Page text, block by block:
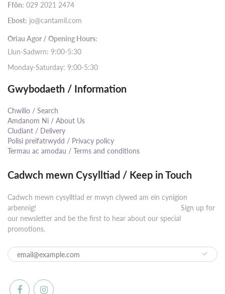
Ffôn: 029 2021 2474
Ebost: jo@cantamil.com
Oriau Agor / Opening Hours:
Llun-Sadwrn: 9:00-5:30
Monday-Saturday: 9:00-5:30
Gwybodaeth / Information
Chwilio / Search
Amdanom Ni / About Us
Cludiant / Delivery
Polisi preifatrwydd / Privacy policy
Termau ac amodau / Terms and conditions
Cadwch mewn Cysylltiad / Keep in Touch
Cadwch mewn cysylltiad er mwyn clywed am ein cynigion
arbennig! ⠀⠀⠀⠀⠀⠀⠀⠀⠀⠀⠀⠀⠀⠀⠀⠀⠀⠀⠀⠀⠀⠀⠀⠀⠀⠀⠀⠀ Sign up for
our newsletter and be the first to hear about our special
promotions.